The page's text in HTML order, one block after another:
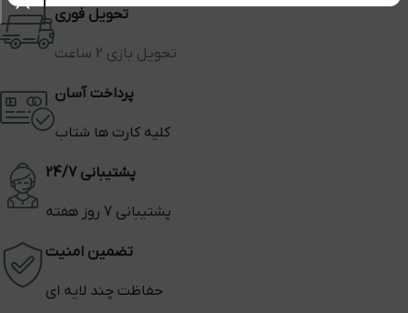
تحویل فوری
تحویل بازی 2 ساعت
پرداخت آسان
کلیه کارت ها شتاب
پشتیبانی 24/7
پشتیبانی 7 روز هفته
تضمین امنیت
حفاظت چند لایه ای